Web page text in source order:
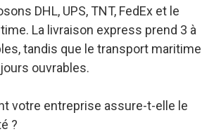
DHL, UPS, TNT, FedEx et le
La livraison express prend 3 à
tandis que le transport maritime
ouvrables.
votre entreprise assure-t-elle le
?